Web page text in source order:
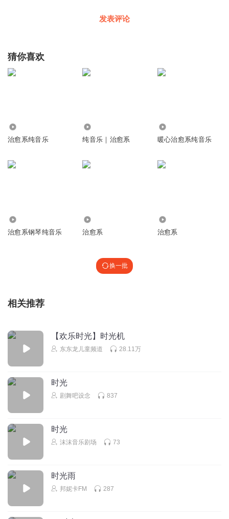
发表评论
猜你喜欢
治愈系纯音乐 纯音乐｜治愈系 暖心治愈系纯音乐
治愈系钢琴纯音乐 治愈系 治愈系
换一批
相关推荐
【欢乐时光】时光机
东东龙儿童频道 28.11万
时光
剧舞吧设念 837
时光
沫沫音乐剧场 73
时光雨
邦妮卡FM 287